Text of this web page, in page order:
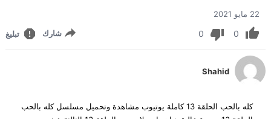
22 مايو 2021
0
0 شارك تبليغ
Shahid
كله بالحب الحلقة 13 كاملة يوتيوب مشاهدة وتحميل مسلسل كله بالحب